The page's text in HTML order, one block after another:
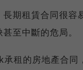
長期租賃合同很容
至中斷的危局。
租的房地產合同